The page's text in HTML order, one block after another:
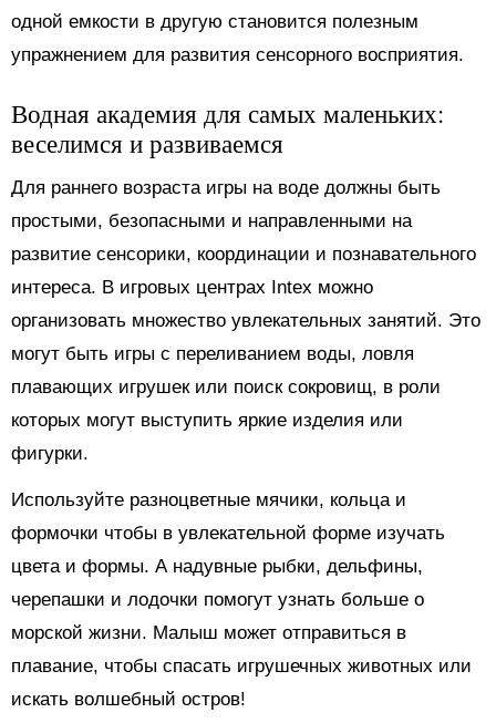
одной емкости в другую становится полезным
упражнением для развития сенсорного восприятия.
Водная академия для самых маленьких:
веселимся и развиваемся
Для раннего возраста игры на воде должны быть
простыми, безопасными и направленными на
развитие сенсорики, координации и познавательного
интереса. В игровых центрах Intex можно
организовать множество увлекательных занятий. Это
могут быть игры с переливанием воды, ловля
плавающих игрушек или поиск сокровищ, в роли
которых могут выступить яркие изделия или
фигурки.
Используйте разноцветные мячики, кольца и
формочки чтобы в увлекательной форме изучать
цвета и формы. А надувные рыбки, дельфины,
черепашки и лодочки помогут узнать больше о
морской жизни. Малыш может отправиться в
плавание, чтобы спасать игрушечных животных или
искать волшебный остров!